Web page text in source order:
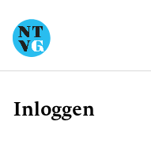
Kruimelpad
Inloggen